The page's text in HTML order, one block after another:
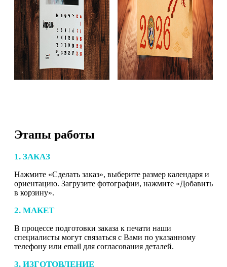
Этапы работы
1. ЗАКАЗ
Нажмите «Сделать заказ», выберите размер календаря и
ориентацию. Загрузите фотографии, нажмите «Добавить
в корзину».
2. МАКЕТ
В процессе подготовки заказа к печати наши
специалисты могут связаться с Вами по указанному
телефону или email для согласования деталей.
3. ИЗГОТОВЛЕНИЕ